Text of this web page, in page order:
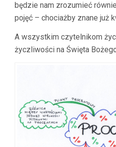
będzie nam zrozumieć
pojęć – chociażby znane już
A wszystkim czytelnikom
życzliwości na Święta